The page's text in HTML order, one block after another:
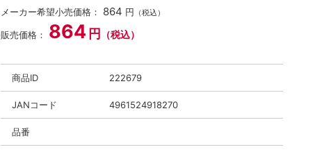
メーカー希望小売価格： 864 円 （税込）
販売価格： 864 円 （税込）
商品ID 222679
JANコード 4961524918270
品番